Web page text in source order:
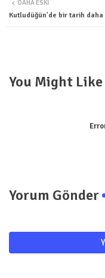
DAHA ESKI
Kutludüğün'de bir tarih daha
You Might Like
Yorum Gönder